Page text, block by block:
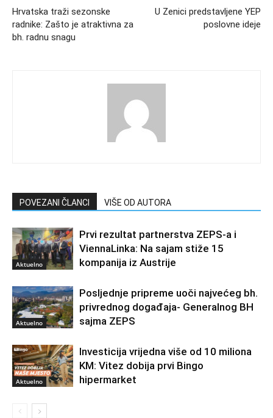
Hrvatska traži sezonske
radnike: Zašto je atraktivna za
bh. radnu snagu
U Zenici predstavljene YEP
poslovne ideje
POVEZANI ČLANCI VIŠE OD AUTORA
Aktuelno
Prvi rezultat partnerstva ZEPS-a i
ViennaLinka: Na sajam stiže 15
kompanija iz Austrije
Aktuelno
Posljednje pripreme uoči najvećeg bh.
privrednog događaja- Generalnog BH
sajma ZEPS
Aktuelno
Investicija vrijedna više od 10 miliona
KM: Vitez dobija prvi Bingo
hipermarket